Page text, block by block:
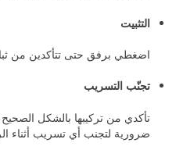
التثبيت
اضغطي برفق حتى تتأكدين من
تجنّب التسريب
تأكدي من تركيبها بالشكل
ضرورية لتجنب أي تسريب أثناء